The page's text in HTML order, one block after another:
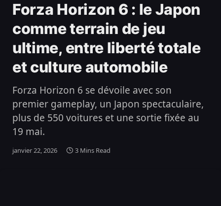
Forza Horizon 6 : le Japon
comme terrain de jeu
ultime, entre liberté totale
et culture automobile
Forza Horizon 6 se dévoile avec son
premier gameplay, un Japon spectaculaire,
plus de 550 voitures et une sortie fixée au
19 mai.
janvier 22, 2026 3 Mins Read